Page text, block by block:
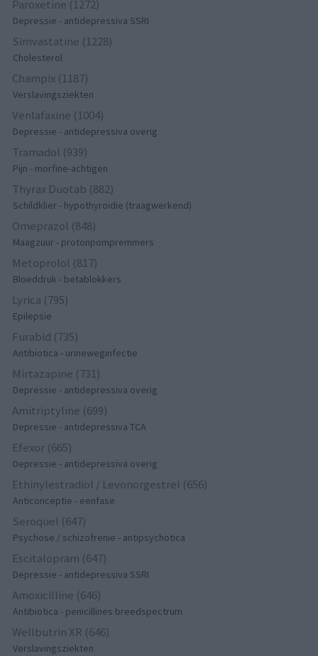
Paroxetine (1272)
Depressie - antidepressiva SSRI
Simvastatine (1228)
Cholesterol
Champix (1187)
Verslavingsziekten
Venlafaxine (1004)
Depressie - antidepressiva overig
Tramadol (939)
Pijn - morfine-achtigen
Thyrax Duotab (882)
Schildklier - hypothyroidie (traagwerkend)
Omeprazol (848)
Maagzuur - protonpompremmers
Metoprolol (817)
Bloeddruk - betablokkers
Lyrica (795)
Epilepsie
Furabid (735)
Antibiotica - urineweginfectie
Mirtazapine (731)
Depressie - antidepressiva overig
Amitriptyline (699)
Depressie - antidepressiva TCA
Efexor (665)
Depressie - antidepressiva overig
Ethinylestradiol / Levonorgestrel (656)
Anticonceptie - eenfase
Seroquel (647)
Psychose / schizofrenie - antipsychotica
Escitalopram (647)
Depressie - antidepressiva SSRI
Amoxicilline (646)
Antibiotica - penicillines breedspectrum
Wellbutrin XR (646)
Verslavingsziekten